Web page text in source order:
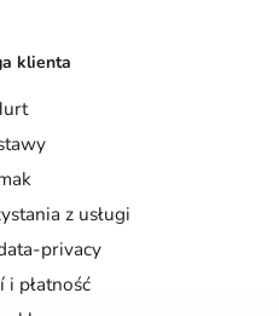
klienta
z usługi
privacy
i płatność